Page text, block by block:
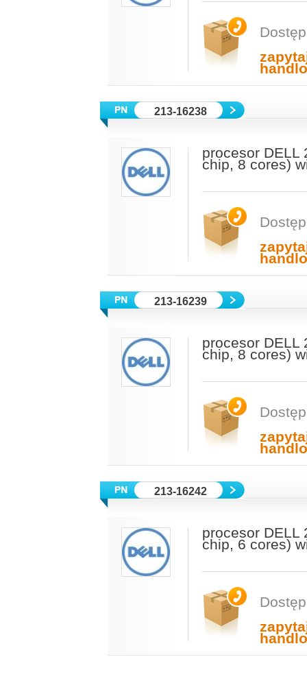
213-16238
procesor DELL
chip, 8 cores)
213-16239
procesor DELL
chip, 8 cores)
213-16242
procesor DELL
chip, 6 cores)